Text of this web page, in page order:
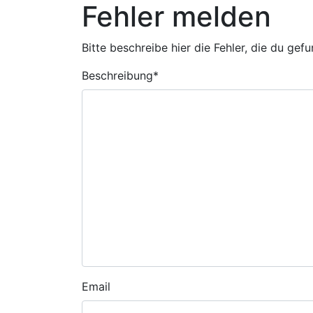
Fehler melden
Bitte beschreibe hier die Fehler, die du
Beschreibung*
Email